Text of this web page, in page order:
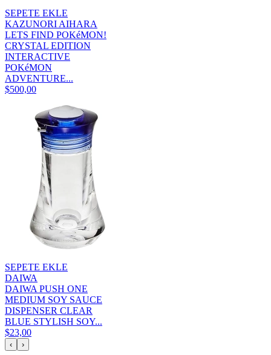
SEPETE EKLE
KAZUNORI AIHARA
LETS FIND POKéMON!
CRYSTAL EDITION
INTERACTIVE
POKéMON
ADVENTURE...
$500,00
SEPETE EKLE
DAIWA
DAIWA PUSH ONE
MEDIUM SOY SAUCE
DISPENSER CLEAR
BLUE STYLISH SOY...
$23,00
‹ ›